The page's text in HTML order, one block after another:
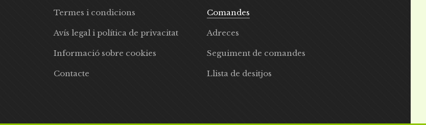
Termes i condicions
Avís legal i política de privacitat
Informació sobre cookies
Contacte
Comandes
Adreces
Seguiment de comandes
Llista de desitjos